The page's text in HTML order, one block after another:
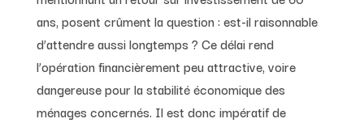
ans, posent crûment la question : est-il raisonnable
d’attendre aussi longtemps ? Ce délai rend
l’opération financièrement peu attractive, voire
dangereuse pour la stabilité économique des
ménages concernés. Il est donc impératif de